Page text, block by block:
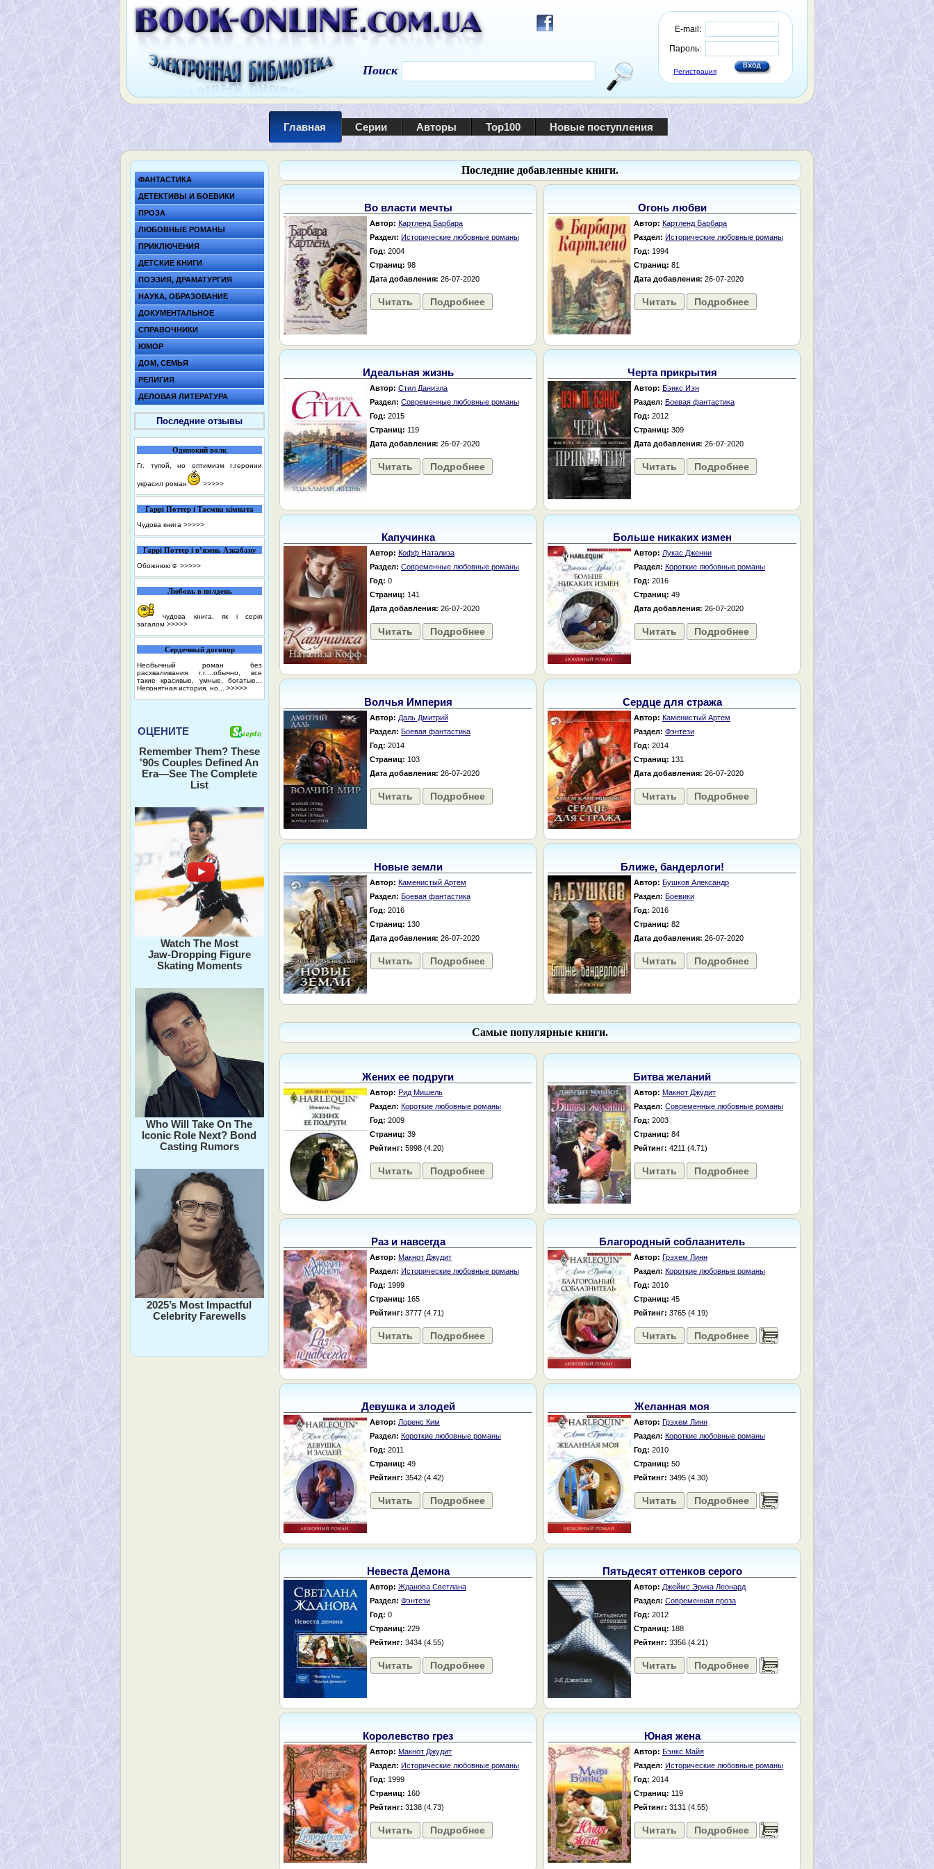
E-mail:
Пароль:
Регистрация
Поиск
Главная Серии Авторы Top100 Новые поступления
ФАНТАСТИКА
ДЕТЕКТИВЫ И БОЕВИКИ
ПРОЗА
ЛЮБОВНЫЕ РОМАНЫ
ПРИКЛЮЧЕНИЯ
ДЕТСКИЕ КНИГИ
ПОЭЗИЯ, ДРАМАТУРГИЯ
НАУКА, ОБРАЗОВАНИЕ
ДОКУМЕНТАЛЬНОЕ
СПРАВОЧНИКИ
ЮМОР
ДОМ, СЕМЬЯ
РЕЛИГИЯ
ДЕЛОВАЯ ЛИТЕРАТУРА
Последние отзывы
Одинокий волк
Гг. тупой, но оптимизм г.героини
украсил роман >>>>>
Гаррі Поттер і Таємна кімната
Чудова книга >>>>>
Гаррі Поттер і в’язень Азкабану
Обожнюю☺️ >>>>>
Любовь в полдень
чудова книга, як і серія
загалом >>>>>
Сердечный договор
Необычный роман без
расхваливания г.г....обычно, все
такие красивые, умные, богатые...
Непонятная история, но... >>>>>
ОЦЕНИТЕ
Remember Them? These
'90s Couples Defined An
Era—See The Complete
List
Watch The Most
Jaw‑Dropping Figure
Skating Moments
Who Will Take On The
Iconic Role Next? Bond
Casting Rumors
2025’s Most Impactful
Celebrity Farewells
Последние добавленные книги.
Во власти мечты
Автор: Картленд Барбара
Раздел: Исторические любовные романы
Год: 2004
Страниц: 98
Дата добавления: 26-07-2020
Читать Подробнее
Огонь любви
Автор: Картленд Барбара
Раздел: Исторические любовные романы
Год: 1994
Страниц: 81
Дата добавления: 26-07-2020
Читать Подробнее
Идеальная жизнь
Автор: Стил Даниэла
Раздел: Современные любовные романы
Год: 2015
Страниц: 119
Дата добавления: 26-07-2020
Читать Подробнее
Черта прикрытия
Автор: Бэнкс Иэн
Раздел: Боевая фантастика
Год: 2012
Страниц: 309
Дата добавления: 26-07-2020
Читать Подробнее
Капучинка
Автор: Кофф Натализа
Раздел: Современные любовные романы
Год: 0
Страниц: 141
Дата добавления: 26-07-2020
Читать Подробнее
Больше никаких измен
Автор: Лукас Дженни
Раздел: Короткие любовные романы
Год: 2016
Страниц: 49
Дата добавления: 26-07-2020
Читать Подробнее
Волчья Империя
Автор: Даль Дмитрий
Раздел: Боевая фантастика
Год: 2014
Страниц: 103
Дата добавления: 26-07-2020
Читать Подробнее
Сердце для стража
Автор: Каменистый Артем
Раздел: Фэнтези
Год: 2014
Страниц: 131
Дата добавления: 26-07-2020
Читать Подробнее
Новые земли
Автор: Каменистый Артем
Раздел: Боевая фантастика
Год: 2016
Страниц: 130
Дата добавления: 26-07-2020
Читать Подробнее
Ближе, бандерлоги!
Автор: Бушков Александр
Раздел: Боевики
Год: 2016
Страниц: 82
Дата добавления: 26-07-2020
Читать Подробнее
Самые популярные книги.
Жених ее подруги
Автор: Рид Мишель
Раздел: Короткие любовные романы
Год: 2009
Страниц: 39
Рейтинг: 5998 (4.20)
Читать Подробнее
Битва желаний
Автор: Макнот Джудит
Раздел: Современные любовные романы
Год: 2003
Страниц: 84
Рейтинг: 4211 (4.71)
Читать Подробнее
Раз и навсегда
Автор: Макнот Джудит
Раздел: Исторические любовные романы
Год: 1999
Страниц: 165
Рейтинг: 3777 (4.71)
Читать Подробнее
Благородный соблазнитель
Автор: Грэхем Линн
Раздел: Короткие любовные романы
Год: 2010
Страниц: 45
Рейтинг: 3765 (4.19)
Читать Подробнее ......
Девушка и злодей
Автор: Лоренс Ким
Раздел: Короткие любовные романы
Год: 2011
Страниц: 49
Рейтинг: 3542 (4.42)
Читать Подробнее
Желанная моя
Автор: Грэхем Линн
Раздел: Короткие любовные романы
Год: 2010
Страниц: 50
Рейтинг: 3495 (4.30)
Читать Подробнее ......
Невеста Демона
Автор: Жданова Светлана
Раздел: Фэнтези
Год: 0
Страниц: 229
Рейтинг: 3434 (4.55)
Читать Подробнее
Пятьдесят оттенков серого
Автор: Джеймс Эрика Леонард
Раздел: Современная проза
Год: 2012
Страниц: 188
Рейтинг: 3356 (4.21)
Читать Подробнее ......
Королевство грез
Автор: Макнот Джудит
Раздел: Исторические любовные романы
Год: 1999
Страниц: 160
Рейтинг: 3138 (4.73)
Читать Подробнее
Юная жена
Автор: Бэнкс Майя
Раздел: Исторические любовные романы
Год: 2014
Страниц: 119
Рейтинг: 3131 (4.55)
Читать Подробнее ......